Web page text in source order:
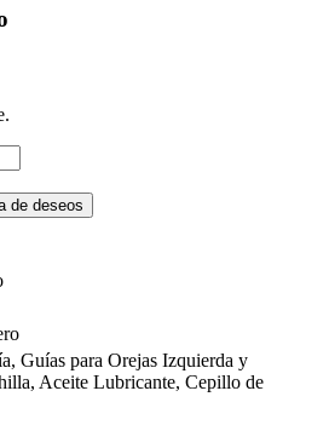
de deseos
, Guías para Orejas Izquierda y
, Aceite Lubricante, Cepillo de